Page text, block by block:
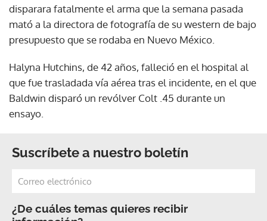
disparara fatalmente el arma que la semana pasada
mató a la directora de fotografía de su western de bajo
presupuesto que se rodaba en Nuevo México.
Halyna Hutchins, de 42 años, falleció en el hospital al
que fue trasladada vía aérea tras el incidente, en el que
Baldwin disparó un revólver Colt .45 durante un
ensayo.
Suscríbete a nuestro boletín
¿De cuáles temas quieres recibir